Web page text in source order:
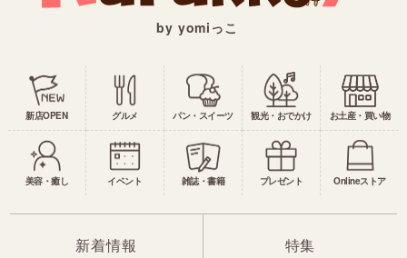
by yomiっこ
新店OPEN グルメ パン・スイーツ 観光・おでかけ お土産・買い物
美容・癒し イベント 雑誌・書籍 プレゼント Onlineストア
新着情報 特集